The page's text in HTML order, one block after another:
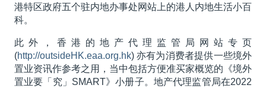
港特区政府五个驻内地办事处网站上的港人内地生活小百
科。
此外，香港的地产代理监管局网站专页
(http://outsideHK.eaa.org.hk) 亦有为消费者提供一些境外
置业资讯作参考之用，当中包括方便准买家概览的《境外
置业要「究」SMART》小册子。地产代理监管局在2022